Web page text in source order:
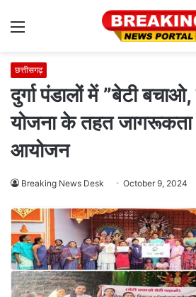
Menu
छत्तीसगढ़
दुर्गा पंडालों में ”बेटी
योजना के तहत जागरूकता
आयोजन
Breaking News Desk October 9, 2024